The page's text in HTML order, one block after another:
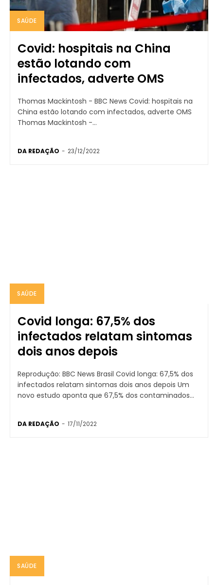
SAÚDE
Covid: hospitais na China
estão lotando com
infectados, adverte OMS
Thomas Mackintosh - BBC News Covid: hospitais na
China estão lotando com infectados, adverte OMS
Thomas Mackintosh -...
DA REDAÇÃO - 23/12/2022
SAÚDE
Covid longa: 67,5% dos
infectados relatam sintomas
dois anos depois
Reprodução: BBC News Brasil Covid longa: 67,5% dos
infectados relatam sintomas dois anos depois Um
novo estudo aponta que 67,5% dos contaminados...
DA REDAÇÃO - 17/11/2022
SAÚDE